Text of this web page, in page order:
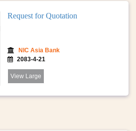
Request for Quotation
NIC Asia Bank
2083-4-21
View Large